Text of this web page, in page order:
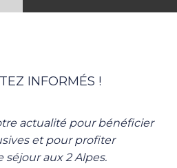
INFORMÉS !
actualité pour bénéficier
et pour profiter
aux 2 Alpes.